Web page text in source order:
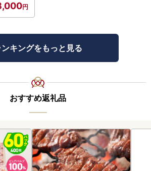
ンキングをもっと見る
おすすめ返礼品